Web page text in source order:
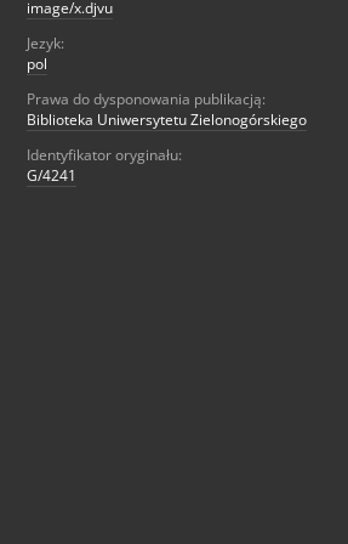
image/x.djvu
Jezyk:
pol
Prawa do dysponowania publikacją:
Biblioteka Uniwersytetu Zielonogórskiego
Identyfikator oryginału:
G/4241